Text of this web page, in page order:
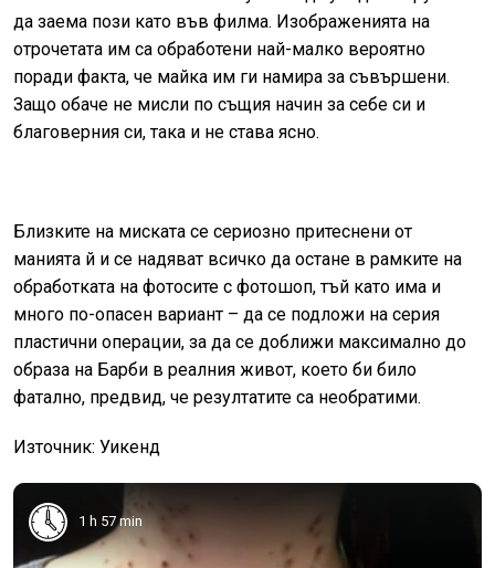
да заема пози като във филма. Изображенията на
отрочетата им са обработени най-малко вероятно
поради факта, че майка им ги намира за съвършени.
Защо обаче не мисли по същия начин за себе си и
благоверния си, така и не става ясно.
Близките на миската се сериозно притеснени от
манията й и се надяват всичко да остане в рамките на
обработката на фотосите с фотошоп, тъй като има и
много по-опасен вариант – да се подложи на серия
пластични операции, за да се доближи максимално до
образа на Барби в реалния живот, което би било
фатално, предвид, че резултатите са необратими.
Източник: Уикенд
1 h 57 min